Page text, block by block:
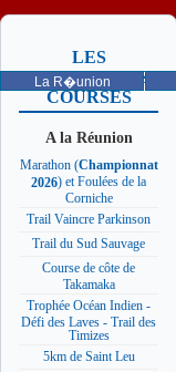
La R�union
LES
PROCHAINES
COURSES
A la Réunion
Marathon (Championnat
2026) et Foulées de la
Corniche
Trail Vaincre Parkinson
Trail du Sud Sauvage
Course de côte de
Takamaka
Trophée Océan Indien -
Défi des Laves - Trail des
Timizes
5km de Saint Leu